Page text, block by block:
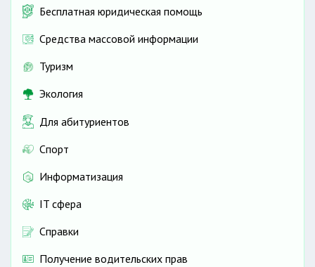
Бесплатная юридическая помощь
Средства массовой информации
Туризм
Экология
Для абитуриентов
Спорт
Информатизация
IT сфера
Справки
Получение водительских прав